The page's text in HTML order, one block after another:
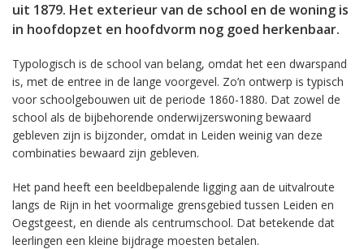
uit 1879. Het exterieur van de school en de woning is
in hoofdopzet en hoofdvorm nog goed herkenbaar.
Typologisch is de school van belang, omdat het een dwarspand
is, met de entree in de lange voorgevel. Zo’n ontwerp is typisch
voor schoolgebouwen uit de periode 1860-1880. Dat zowel de
school als de bijbehorende onderwijzerswoning bewaard
gebleven zijn is bijzonder, omdat in Leiden weinig van deze
combinaties bewaard zijn gebleven.
Het pand heeft een beeldbepalende ligging aan de uitvalroute
langs de Rijn in het voormalige grensgebied tussen Leiden en
Oegstgeest, en diende als centrumschool. Dat betekende dat
leerlingen een kleine bijdrage moesten betalen.